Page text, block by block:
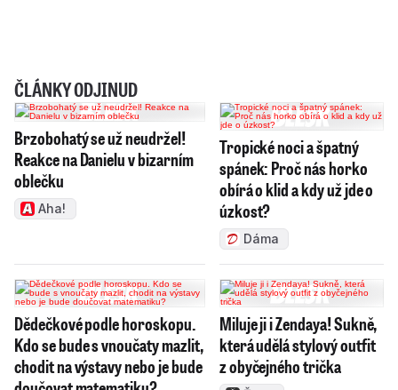
ČLÁNKY ODJINUD
Brzobohatý se už neudržel!
Reakce na Danielu v bizarním
oblečku
Aha!
Tropické noci a špatný
spánek: Proč nás horko
obírá o klid a kdy už jde o
úzkost?
Dáma
Dědečkové podle horoskopu.
Kdo se bude s vnoučaty mazlit,
chodit na výstavy nebo je bude
Miluje ji i Zendaya! Sukně,
která udělá stylový outfit
z obyčejného trička